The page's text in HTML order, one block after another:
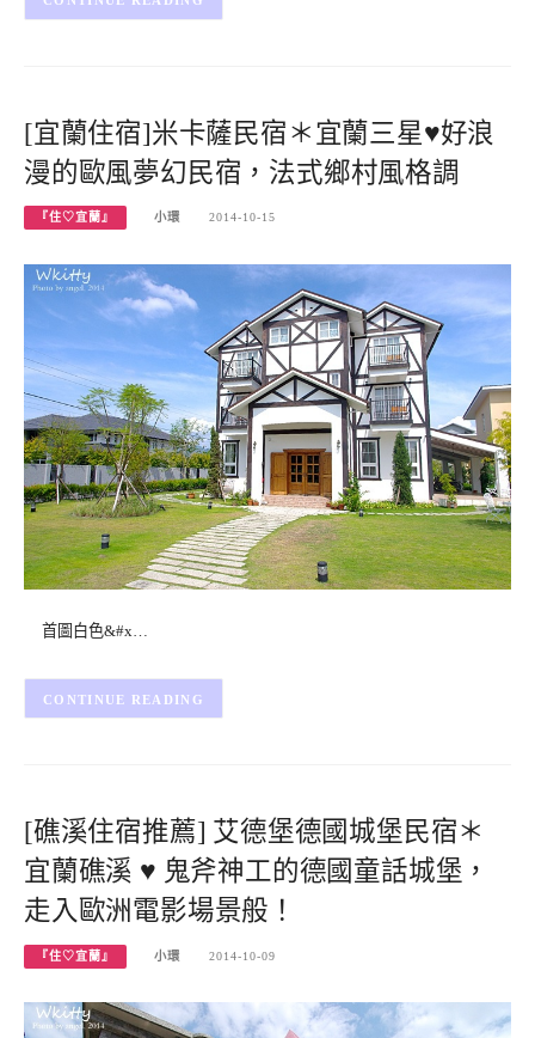
[宜蘭住宿]米卡薩民宿＊宜蘭三星♥好浪
漫的歐風夢幻民宿，法式鄉村風格調
『住♡宜蘭』 小環 2014-10-15
首圖白色&#x…
CONTINUE READING
[礁溪住宿推薦] 艾德堡德國城堡民宿＊
宜蘭礁溪 ♥ 鬼斧神工的德國童話城堡，
走入歐洲電影場景般！
『住♡宜蘭』 小環 2014-10-09